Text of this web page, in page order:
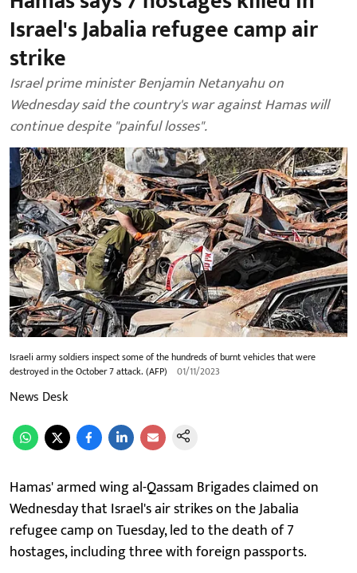
Israel's Jabalia refugee camp air
strike
Israel prime minister Benjamin Netanyahu on
Wednesday said the country's war against Hamas will
continue despite "painful losses".
Israeli army soldiers inspect some of the hundreds of burnt vehicles that were
destroyed in the October 7 attack. (AFP)
01/11/2023
News Desk
Hamas' armed wing al-Qassam Brigades claimed on
Wednesday that Israel's air strikes on the Jabalia
refugee camp on Tuesday, led to the death of 7
hostages, including three with foreign passports.